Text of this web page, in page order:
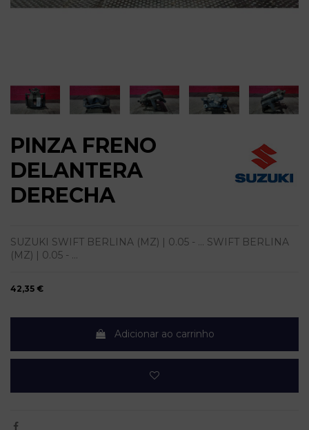
PINZA FRENO
DELANTERA
DERECHA
SUZUKI SWIFT BERLINA (MZ) | 0.05 - ... SWIFT BERLINA
(MZ) | 0.05 - ...
42,35 €
Adicionar ao carrinho